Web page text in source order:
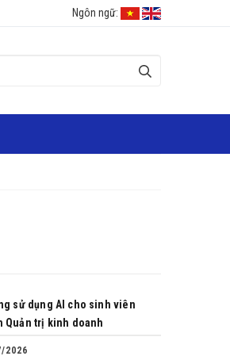
Ngôn ngữ:
sử dụng AI cho sinh viên
Quản trị kinh doanh
2026